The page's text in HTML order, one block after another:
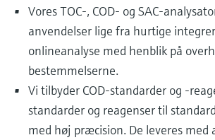
Vores TOC-, COD- og SAC-
anvendelser lige fra hurtige
onlineanalyse med henblik på
bestemmelserne.
Vi tilbyder COD-standarder og -
standarder og reagenser til
med høj præcision. De leveres med